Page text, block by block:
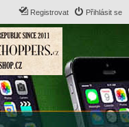
Přihlásit se
Registrovat